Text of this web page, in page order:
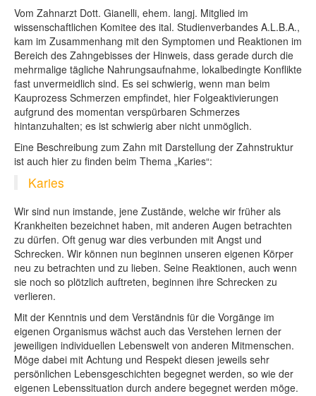
Vom Zahnarzt Dott. Gianelli, ehem. langj. Mitglied im
wissenschaftlichen Komitee des ital. Studienverbandes A.L.B.A.,
kam im Zusammenhang mit den Symptomen und Reaktionen im
Bereich des Zahngebisses der Hinweis, dass gerade durch die
mehrmalige tägliche Nahrungsaufnahme, lokalbedingte Konflikte
fast unvermeidlich sind. Es sei schwierig, wenn man beim
Kauprozess Schmerzen empfindet, hier Folgeaktivierungen
aufgrund des momentan verspürbaren Schmerzes
hintanzuhalten; es ist schwierig aber nicht unmöglich.
Eine Beschreibung zum Zahn mit Darstellung der Zahnstruktur
ist auch hier zu finden beim Thema „Karies“:
Karies
Wir sind nun imstande, jene Zustände, welche wir früher als
Krankheiten bezeichnet haben, mit anderen Augen betrachten
zu dürfen. Oft genug war dies verbunden mit Angst und
Schrecken. Wir können nun beginnen unseren eigenen Körper
neu zu betrachten und zu lieben. Seine Reaktionen, auch wenn
sie noch so plötzlich auftreten, beginnen ihre Schrecken zu
verlieren.
Mit der Kenntnis und dem Verständnis für die Vorgänge im
eigenen Organismus wächst auch das Verstehen lernen der
jeweiligen individuellen Lebenswelt von anderen Mitmenschen.
Möge dabei mit Achtung und Respekt diesen jeweils sehr
persönlichen Lebensgeschichten begegnet werden, so wie der
eigenen Lebenssituation durch andere begegnet werden möge.